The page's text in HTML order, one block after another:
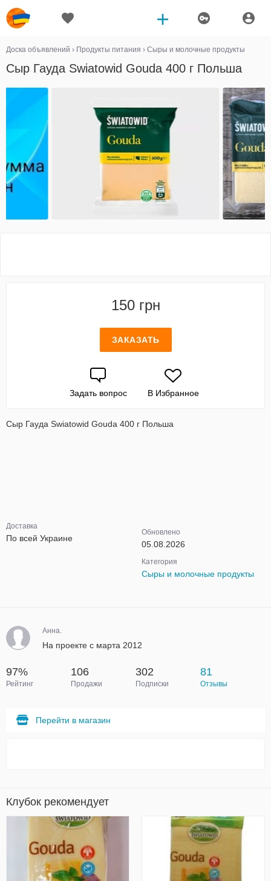
Доска объявлений › Продукты питания › Сыры и молочные продукты
Сыр Гауда Swiatowid Gouda 400 г Польша
150 грн
ЗАКАЗАТЬ
Задать вопрос В Избранное
Сыр Гауда Swiatowid Gouda 400 г Польша
Доставка
По всей Украине
Обновлено
05.08.2026
Категория
Сыры и молочные продукты
Анна.
На проекте с марта 2012
97%
Рейтинг
106
Продажи
302
Подписки
81
Отзывы
Перейти в магазин
Клубок рекомендует